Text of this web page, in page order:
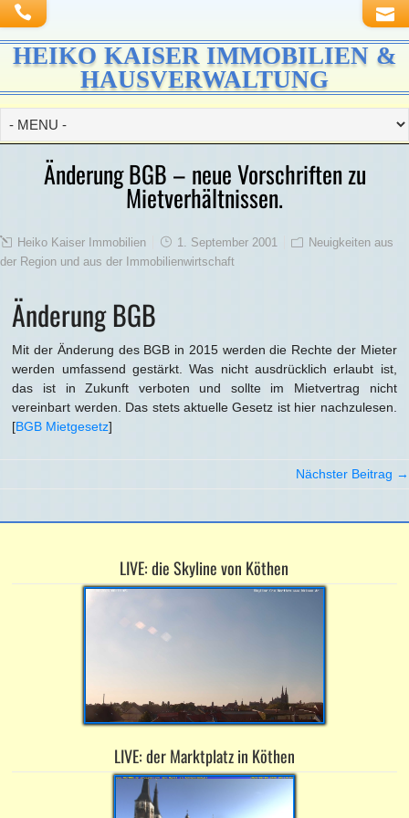
HEIKO KAISER IMMOBILIEN &
HAUSVERWALTUNG
Änderung BGB – neue Vorschriften zu
Mietverhältnissen.
Heiko Kaiser Immobilien 1. September 2001
Neuigkeiten aus
der Region und aus der Immobilienwirtschaft
Änderung BGB
Mit der Änderung des BGB in 2015 werden die Rechte der Mieter
werden umfassend gestärkt. Was nicht ausdrücklich erlaubt ist,
das ist in Zukunft verboten und sollte im Mietvertrag nicht
vereinbart werden. Das stets aktuelle Gesetz ist hier nachzulesen.
[BGB Mietgesetz]
Nächster Beitrag →
LIVE: die Skyline von Köthen
LIVE: der Marktplatz in Köthen